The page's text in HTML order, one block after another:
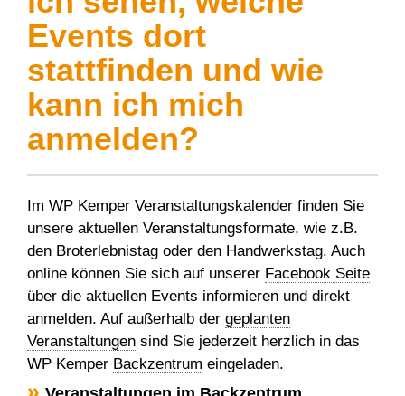
Events dort
stattfinden und wie
kann ich mich
anmelden?
Im WP Kemper Veranstaltungskalender finden Sie
unsere aktuellen Veranstaltungsformate, wie z.B.
den Broterlebnistag oder den Handwerkstag. Auch
online können Sie sich auf unserer Facebook Seite
über die aktuellen Events informieren und direkt
anmelden. Auf außerhalb der geplanten
Veranstaltungen sind Sie jederzeit herzlich in das
WP Kemper Backzentrum eingeladen.